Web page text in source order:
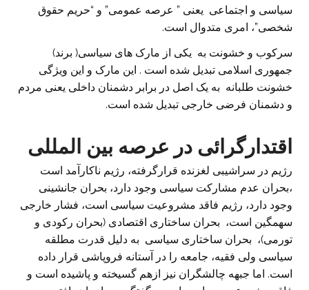
سیاسی و اجتماعی یعنی ” عرصه عمومی” و “حریم حقوق
شخصی”، امری متدوال است.
سرکوب و خشونت به یکی از مارک های سیاسی( برند)
جمهوری اسلامی تبدیل شده است . این مارک و این ویژگی
خشونت طلبانه به یک اصل در برابر دشمنان داخلی یعنی مردم
و دشمنان فرضی خارجی تبدیل شده است.
اقتدارگرائی در عرصه بین المللی
رژیم در سراشیبی لغزنده قرارگرفته، رژیم ناکارآمد است
،بحران عدم مشارکت سیاسی وجود دارد، بحران جانشینی
وجود دارد، رژیم فاقد مشروعیت سیاسی است، فشار خارجی
سهمگین است، بحران ساختاری اقتصادی (بحران رکودی و
تورمی)، بحران ساختاری سیاسی به دلیل قدرت مطلقه
سیاسی ولی فقیه، جامعه را در آستانه فروپاشی قرار داده
است. اما جبهه چالشگران نیز ازهم گسیخته و پاشیده است و